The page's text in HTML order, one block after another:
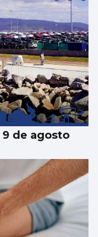
de agosto